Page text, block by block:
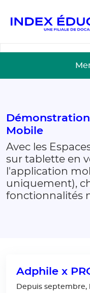
Mobile
Avec les
sur tablette en
l'application
uniquement),
fonctionnalités
Adphile x
Depuis septembre,